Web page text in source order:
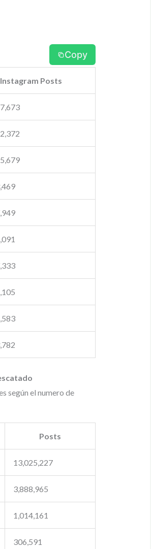
Copy
Instagram Posts
según el numero de
Posts
13,025,227
3,888,965
1,014,161
306,591